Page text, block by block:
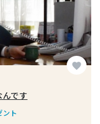
favorite
です
ント